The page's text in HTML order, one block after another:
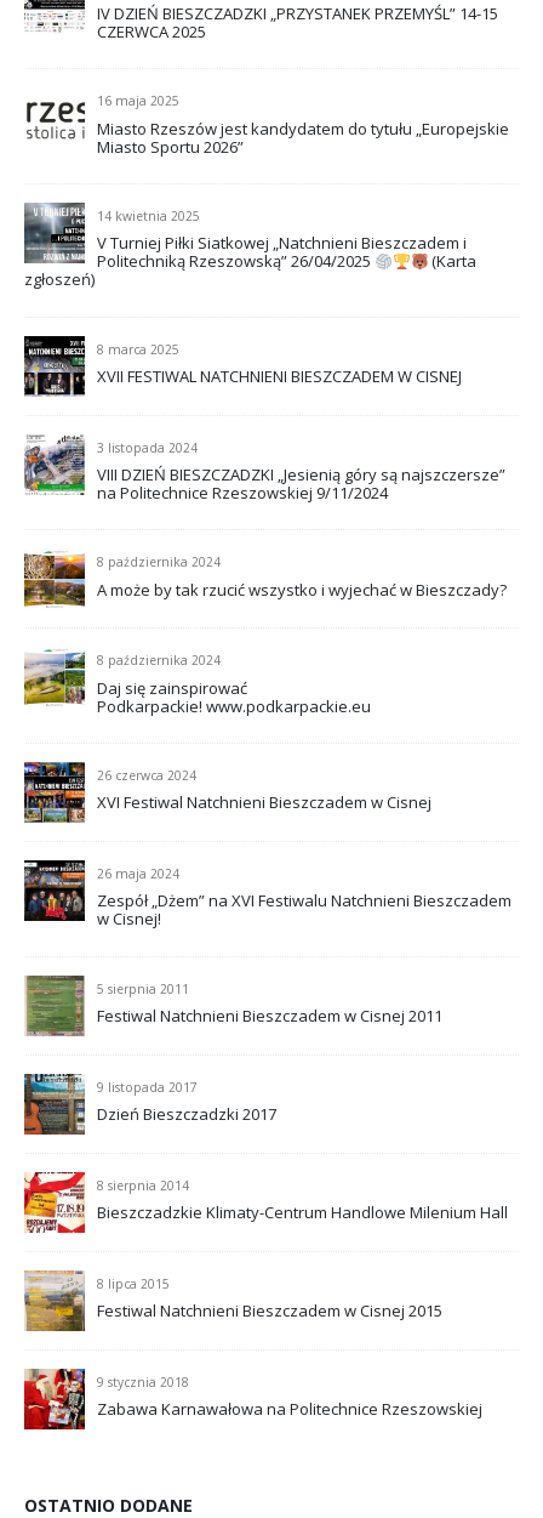
IV DZIEŃ BIESZCZADZKI „PRZYSTANEK PRZEMYŚL” 14-15
CZERWCA 2025
16 maja 2025
Miasto Rzeszów jest kandydatem do tytułu „Europejskie
Miasto Sportu 2026”
14 kwietnia 2025
V Turniej Piłki Siatkowej „Natchnieni Bieszczadem i
Politechniką Rzeszowską” 26/04/2025
(Karta
zgłoszeń)
8 marca 2025
XVII FESTIWAL NATCHNIENI BIESZCZADEM W CISNEJ
3 listopada 2024
VIII DZIEŃ BIESZCZADZKI „Jesienią góry są najszczersze”
na Politechnice Rzeszowskiej 9/11/2024
8 października 2024
A może by tak rzucić wszystko i wyjechać w Bieszczady?
8 października 2024
Daj się zainspirować
Podkarpackie! www.podkarpackie.eu
26 czerwca 2024
XVI Festiwal Natchnieni Bieszczadem w Cisnej
26 maja 2024
Zespół „Dżem” na XVI Festiwalu Natchnieni Bieszczadem
w Cisnej!
5 sierpnia 2011
Festiwal Natchnieni Bieszczadem w Cisnej 2011
9 listopada 2017
Dzień Bieszczadzki 2017
8 sierpnia 2014
Bieszczadzkie Klimaty-Centrum Handlowe Milenium Hall
8 lipca 2015
Festiwal Natchnieni Bieszczadem w Cisnej 2015
9 stycznia 2018
Zabawa Karnawałowa na Politechnice Rzeszowskiej
OSTATNIO DODANE